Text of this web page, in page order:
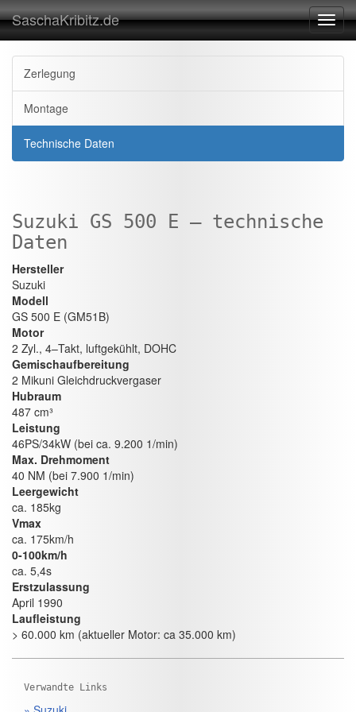
SaschaKribitz.de
Zerlegung
Montage
Technische Daten
Suzuki GS 500 E – technische
Daten
Hersteller
Suzuki
Modell
GS 500 E (GM51B)
Motor
2 Zyl., 4–Takt, luftgekühlt, DOHC
Gemischaufbereitung
2 Mikuni Gleichdruckvergaser
Hubraum
487 cm³
Leistung
46PS/34kW (bei ca. 9.200 1/min)
Max. Drehmoment
40 NM (bei 7.900 1/min)
Leergewicht
ca. 185kg
Vmax
ca. 175km/h
0-100km/h
ca. 5,4s
Erstzulassung
April 1990
Laufleistung
> 60.000 km (aktueller Motor: ca 35.000 km)
Verwandte Links